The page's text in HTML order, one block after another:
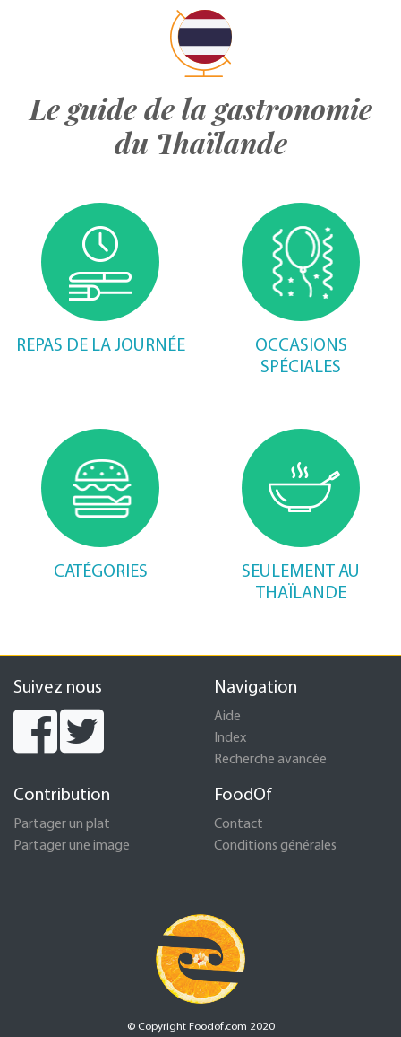
Le guide de la gastronomie
du Thaïlande
REPAS DE LA JOURNÉE
OCCASIONS
SPÉCIALES
CATÉGORIES
SEULEMENT AU
THAÏLANDE
Suivez nous Navigation
Aide
Index
Recherche avancée
Contribution
Partager un plat
Partager une image
FoodOf
Contact
Conditions générales
© Copyright Foodof.com 2020